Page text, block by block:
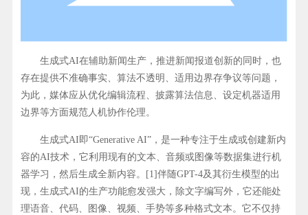
生成式AI在辅助新闻生产，推进新闻报道创新的同时，也
存在提供不准确事实、算法不透明、适用边界存争议等问题，
为此，媒体应从优化编辑流程、披露算法信息、设定机器适用
边界等方面规范人机协作伦理。
生成式AI即“Generative AI”，是一种专注于生成或创建新内
容的AI技术，它利用现有的文本、音频或图像等数据集进行机
器学习，然后生成全新内容。[1]伴随GPT-4及其衍生模型的出
现，生成式AI的生产功能愈发强大，除文字编写外，它还能处
理语音、代码、图像、视频、手势等多种格式文本。它不仅持